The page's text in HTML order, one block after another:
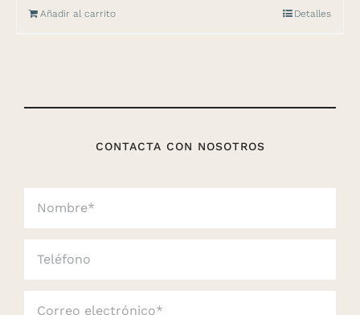
Añadir al carrito Detalles
CONTACTA CON NOSOTROS